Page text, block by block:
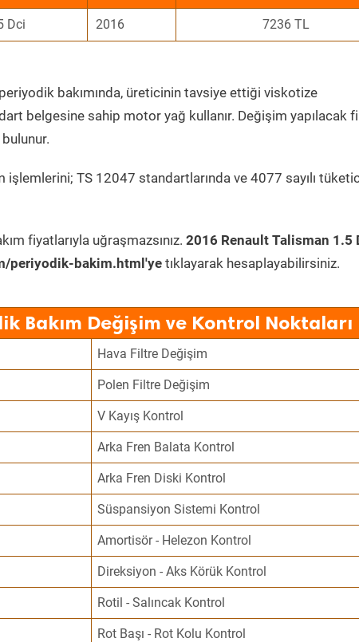
Dci 2016 7236 TL
periyodik bakımında, üreticinin tavsiye ettiği viskotize
belgesine sahip motor yağ kullanır. Değişim yapılacak
işlemlerini; TS 12047 standartlarında ve 4077 sayılı
fiyatlarıyla uğraşmazsınız. 2016 Renault Talisman 1.5
periyodik-bakim.html'ye tıklayarak hesaplayabilirsiniz.
Bakım Değişim ve Kontrol Noktaları
Hava Filtre Değişim
Polen Filtre Değişim
V Kayış Kontrol
Arka Fren Balata Kontrol
Arka Fren Diski Kontrol
Süspansiyon Sistemi Kontrol
Amortisör - Helezon Kontrol
Direksiyon - Aks Körük Kontrol
Rotil - Salıncak Kontrol
Rot Başı - Rot Kolu Kontrol